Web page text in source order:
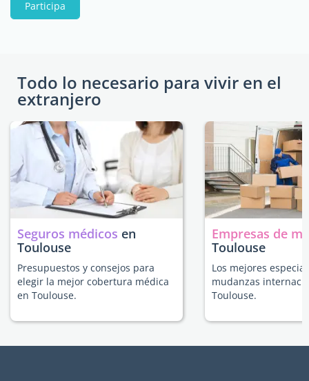
Participa
Todo lo necesario para vivir en el
extranjero
Seguros médicos en
Toulouse
Presupuestos y consejos para
elegir la mejor cobertura médica
en Toulouse.
Empresas de
Toulouse
Los mejores
mudanzas
Toulouse.